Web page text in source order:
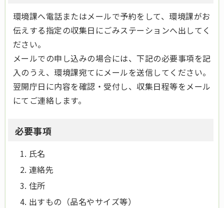
環境課へ電話またはメールで予約をして、環境課がお
伝えする指定の収集日にごみステーションへ出してく
ださい。
メールでの申し込みの場合には、下記の必要事項を記
入のうえ、環境課宛てにメールを送信してください。
翌開庁日に内容を確認・受付し、収集日程等をメール
にてご連絡します。
必要事項
氏名
連絡先
住所
出すもの（品名やサイズ等）